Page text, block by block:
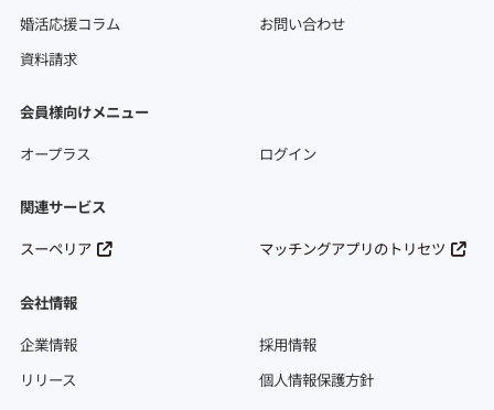
婚活応援コラム
お問い合わせ
資料請求
会員様向けメニュー
オープラス
ログイン
関連サービス
スーペリア
マッチングアプリのトリセツ
会社情報
企業情報
採用情報
リリース
個人情報保護方針